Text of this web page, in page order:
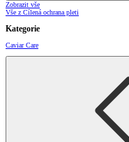
Zobrazit vše
Vše z Cílená ochrana pleti
Kategorie
Caviar Care